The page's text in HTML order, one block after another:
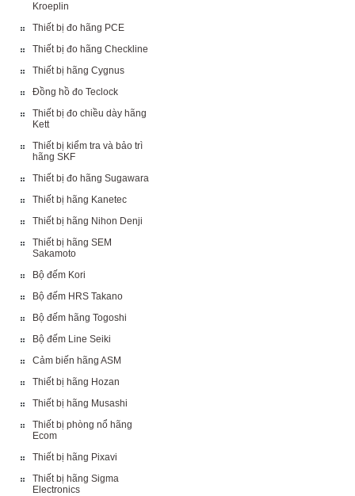
Kroeplin
Thiết bị đo hãng PCE
Thiết bị đo hãng Checkline
Thiết bị hãng Cygnus
Đồng hồ đo Teclock
Thiết bị đo chiều dày hãng
Kett
Thiết bị kiểm tra và bảo trì
hãng SKF
Thiết bị đo hãng Sugawara
Thiết bị hãng Kanetec
Thiết bị hãng Nihon Denji
Thiết bị hãng SEM
Sakamoto
Bộ đếm Kori
Bộ đếm HRS Takano
Bộ đếm hãng Togoshi
Bộ đếm Line Seiki
Cảm biến hãng ASM
Thiết bị hãng Hozan
Thiết bị hãng Musashi
Thiết bị phòng nổ hãng
Ecom
Thiết bị hãng Pixavi
Thiết bị hãng Sigma
Electronics